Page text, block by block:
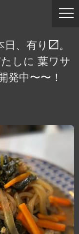
、有り〼。
しに 葉ワサ
発中〜〜！